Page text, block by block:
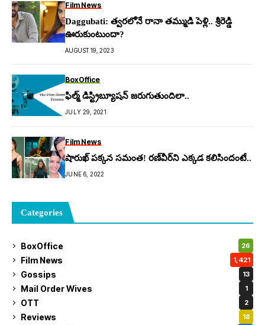
Film News
Daggubati: త్వ‌ర‌లోనే రానా త‌మ్ముడి పెళ్లి.. శ్రీరెడ్డి
ఊరుకుంటుందా?
AUGUST 19, 2023
BoxOffice
ఫిల్మ్ డిస్ట్రిబ్యూషన్ జరుగుతుందిలా..
JULY 29, 2021
Film News
షారుఖ్ పక్కన సమంత! రణ్‌వీర్‌ని ఎక్కడ కలిసిందంటే..
JUNE 6, 2022
Categories
BoxOffice 26
Film News 1,421
Gossips 13
Mail Order Wives 1
OTT 2
Reviews 18